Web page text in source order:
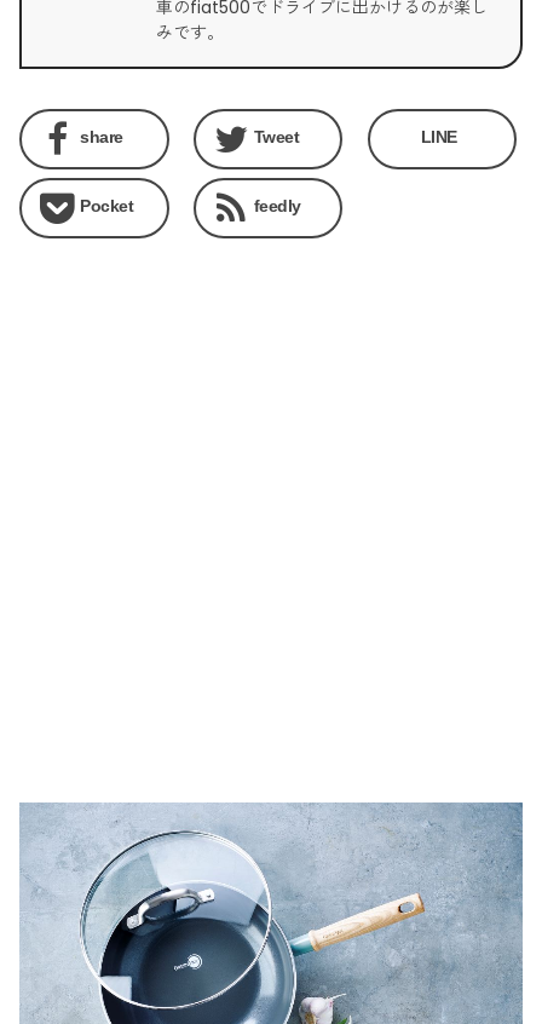
車のfiat500でドライブに出かけるのが楽し
みです。
share Tweet LINE
Pocket feedly